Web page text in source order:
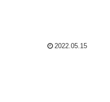
2022.05.15